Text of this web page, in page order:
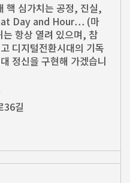
핵 심가치는 공정, 진실,
Day and Hour… (마
항상 열려 있으며, 참
디지털전환시대의 기독
정신을 구현해 가겠습니
36길